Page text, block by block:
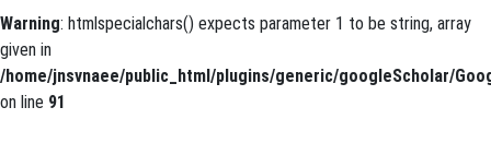
Warning: htmlspecialchars() expects parameter 1 to be string, array
given in
/home/jnsvnaee/public_html/plugins/generic/googleScholar/
on line 91